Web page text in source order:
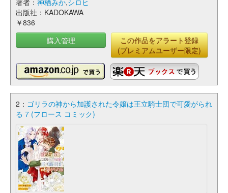
著者： 神栖みか,シロヒ
出版社：KADOKAWA
￥836
購入管理
この作品をアラート登録
(プレミアムユーザー限定)
2： ゴリラの神から加護された令嬢は王立騎士団で可愛がられ
る 7 (フロース コミック)